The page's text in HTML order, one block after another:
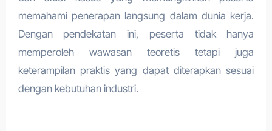
memahami penerapan langsung dalam dunia kerja.
Dengan pendekatan ini, peserta tidak hanya
memperoleh wawasan teoretis tetapi juga
keterampilan praktis yang dapat diterapkan sesuai
dengan kebutuhan industri.